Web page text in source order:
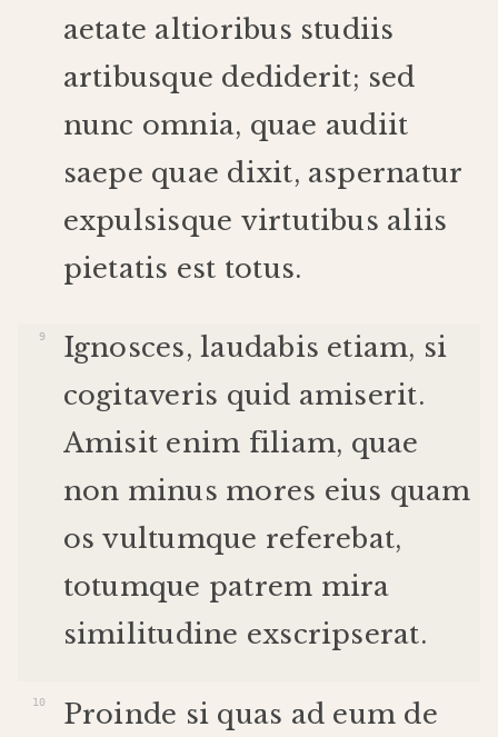
aetate altioribus studiis
artibusque dediderit; sed
nunc omnia, quae audiit
saepe quae dixit, aspernatur
expulsisque virtutibus aliis
pietatis est totus.
Ignosces,laudabis etiam, si
cogitaveris quid amiserit.
Amisit enim filiam, quae
non minus mores eius quam
os vultumque referebat,
totumque patrem mira
similitudine exscripserat.
Proinde si quas ad eum de